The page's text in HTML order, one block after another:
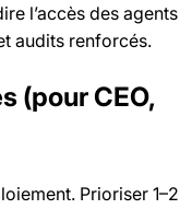
l’accès des
audits renforcés.
(pour CEO,
Prioriser